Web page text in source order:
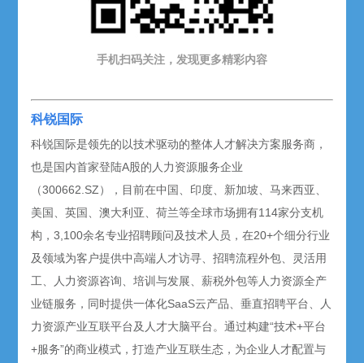
手机扫码关注，发现更多精彩内容
科锐国际
科锐国际是领先的以技术驱动的整体人才解决方案服务商，
也是国内首家登陆A股的人力资源服务企业
（300662.SZ），目前在中国、印度、新加坡、马来西亚、
美国、英国、澳大利亚、荷兰等全球市场拥有114家分支机
构，3,100余名专业招聘顾问及技术人员，在20+个细分行业
及领域为客户提供中高端人才访寻、招聘流程外包、灵活用
工、人力资源咨询、培训与发展、薪税外包等人力资源全产
业链服务，同时提供一体化SaaS云产品、垂直招聘平台、人
力资源产业互联平台及人才大脑平台。通过构建“技术+平台
+服务”的商业模式，打造产业互联生态，为企业人才配置与